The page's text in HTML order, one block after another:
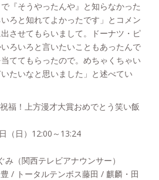
『そうやったんや』と知らなかった
ろと知れてよかったです」とコメン
させてもらいまして。ドーナツ・ピ
ろいろと言いたいこともあったんで
ててもらったので。めちゃくちゃい
たいなと思いました」と述べてい
福！上方漫才大賞おめでとう笑い飯
（日）12:00～13:24
（関西テレビアナウンサー）
/ トータルテンボス藤田 / 麒麟・田